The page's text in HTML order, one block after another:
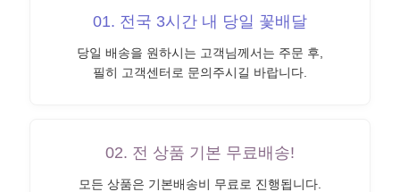
01. 전국 3시간 내 당일 꽃배달
당일 배송을 원하시는 고객님께서는 주문 후,
필히 고객센터로 문의주시길 바랍니다.
02. 전 상품 기본 무료배송!
모든 상품은 기본배송비 무료로 진행됩니다.